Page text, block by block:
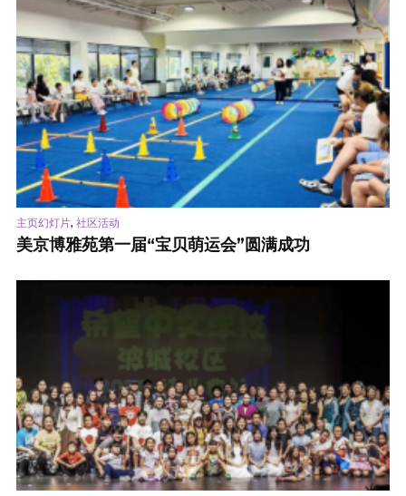
主页幻灯片, 社区活动
美京博雅苑第一届“宝贝萌运会”圆满成功